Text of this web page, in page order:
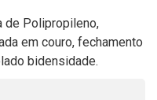
de Polipropileno,
em couro, fechamento
bidensidade.